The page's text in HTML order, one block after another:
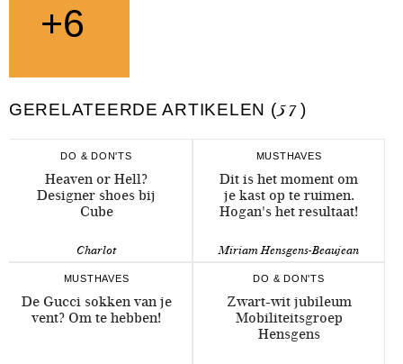
+6
GERELATEERDE ARTIKELEN (57 )
DO & DON'TS
Heaven or Hell?
Designer shoes bij
Cube
Charlot
MUSTHAVES
Dit is het moment om
je kast op te ruimen.
Hogan's het resultaat!
Miriam Hensgens-Beaujean
MUSTHAVES
De Gucci sokken van je
vent? Om te hebben!
DO & DON'TS
Zwart-wit jubileum
Mobiliteitsgroep
Hensgens